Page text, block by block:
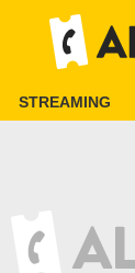
STREAMING